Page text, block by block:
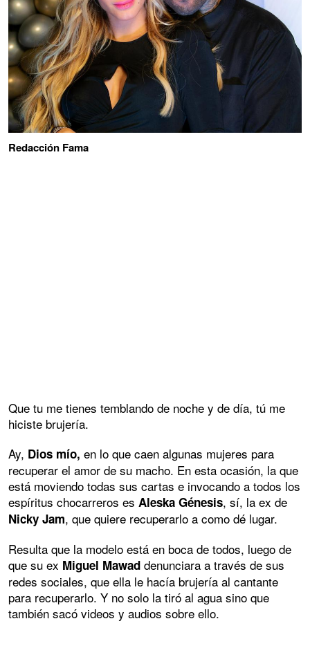
Redacción Fama
Que tu me tienes temblando de noche y de día, tú me
hiciste brujería.
Ay, Dios mío, en lo que caen algunas mujeres para
recuperar el amor de su macho. En esta ocasión, la que
está moviendo todas sus cartas e invocando a todos los
espíritus chocarreros es Aleska Génesis, sí, la ex de
Nicky Jam, que quiere recuperarlo a como dé lugar.
Resulta que la modelo está en boca de todos, luego de
que su ex Miguel Mawad denunciara a través de sus
redes sociales, que ella le hacía brujería al cantante
para recuperarlo. Y no solo la tiró al agua sino que
también sacó videos y audios sobre ello.